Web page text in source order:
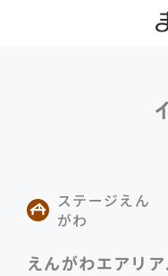
ステージえん
がわ
えんがわエアリア